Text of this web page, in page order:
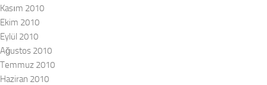
Kasım 2010
Ekim 2010
Eylül 2010
Ağustos 2010
Temmuz 2010
Haziran 2010